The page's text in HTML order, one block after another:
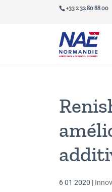
+33 2 32 80 88 00
6 01 2020 |